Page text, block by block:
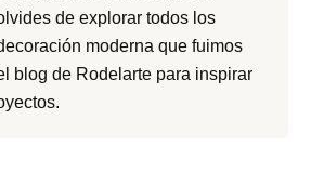
de explorar todos los
moderna que fuimos
blog de Rodelarte para inspirar